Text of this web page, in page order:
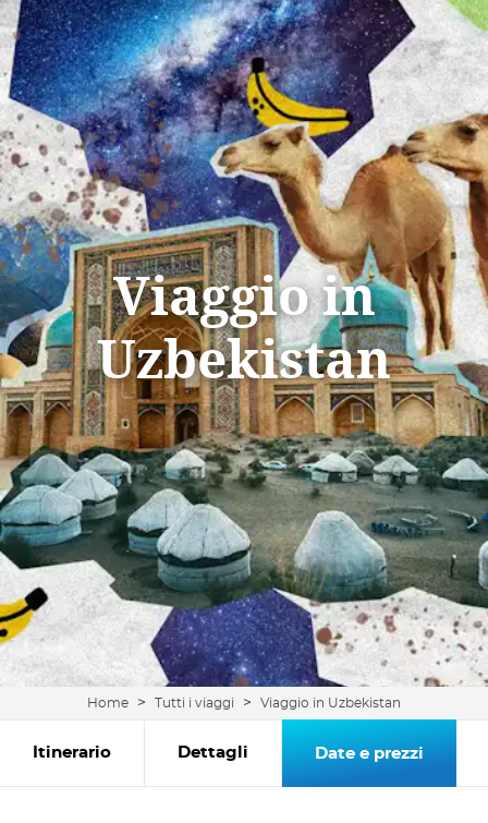
Tutti i viaggi Prossime partenze
Viaggio in
Uzbekistan
Home > Tutti i viaggi > Viaggio in Uzbekistan
Itinerario Dettagli Date e prezzi